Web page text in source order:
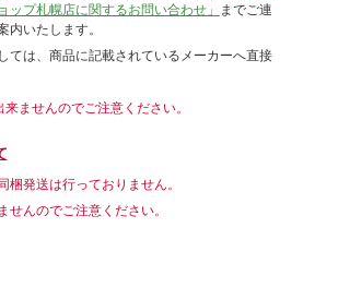
ップ札幌店に関するお問い合わせ」 までご連
いたします。
ては、商品に記載されているメーカーへ直接
ませんのでご注意ください。
発送は行っておりません。
んのでご注意ください。